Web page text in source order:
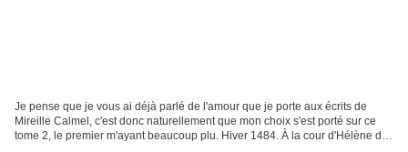
Je pense que je vous ai déjà parlé de l'amour que je porte aux écrits de
Mireille Calmel, c'est donc naturellement que mon choix s'est porté sur ce
tome 2, le premier m'ayant beaucoup plu. Hiver 1484. À la cour d'Hélène de